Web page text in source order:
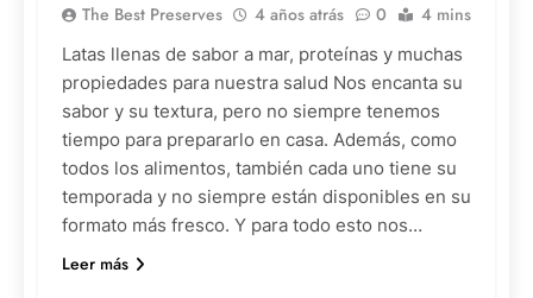
The Best Preserves 4 años atrás 0 4 mins
Latas llenas de sabor a mar, proteínas y muchas
propiedades para nuestra salud Nos encanta su
sabor y su textura, pero no siempre tenemos
tiempo para prepararlo en casa. Además, como
todos los alimentos, también cada uno tiene su
temporada y no siempre están disponibles en su
formato más fresco. Y para todo esto nos…
Leer más